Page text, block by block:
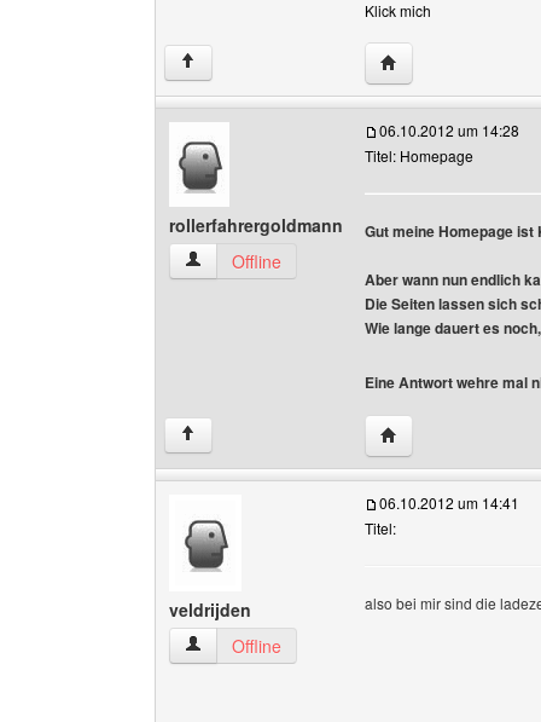
Klick mich
↑ Website dieses
rollerfahrergoldmann
rollerfahrergoldmann Benutzer-Profile
Offline
06.10.2012 um 14:28
Titel: Homepage
Gut meine Homepage ist
Aber wann nun endlich
Die Seiten lassen sich
Wie lange dauert es
Eine Antwort wehre mal
↑ Website dieses
veldrijden
veldrijden Benutzer-Profile anzeigen
Offline
06.10.2012 um 14:41
Titel:
also bei mir sind die